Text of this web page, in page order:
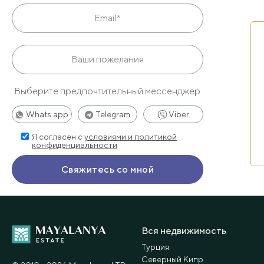
Выберите предпочтительный мессенджер
Whats app Telegram Viber
Я согласен с условиями и политикой
конфиденциальности
Вся недвижимость
Турция
Северный Кипр